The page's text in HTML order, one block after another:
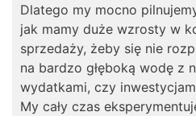
Dlatego my mocno
jak mamy duże wzrosty w
sprzedaży, żeby się nie
na bardzo głęboką wodę z
wydatkami, czy
My cały czas